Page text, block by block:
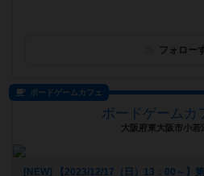
フォロー
ボードゲームカフェ
ボードゲームカ
大阪府東大阪市小若